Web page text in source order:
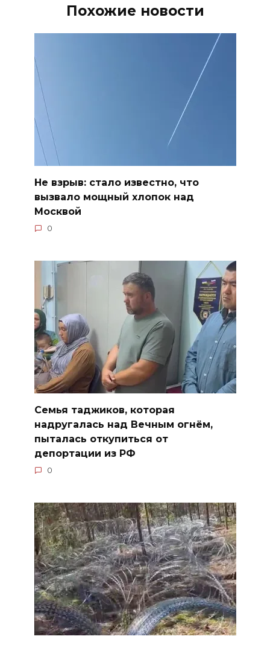
Похожие новости
Не взрыв: стало известно, что
вызвало мощный хлопок над
Москвой
0
Семья таджиков, которая
надругалась над Вечным огнём,
пыталась откупиться от
депортации из РФ
0